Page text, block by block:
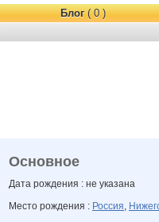
Блог( 0 )
Основное
Дата рождения : не указана
Место рождения : Россия,